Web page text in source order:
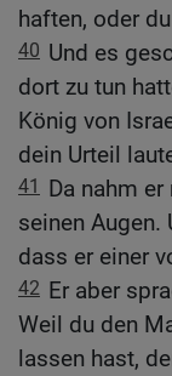
haften, oder
40 Und es
dort zu tun
König von
dein Urteil
41 Da nahm
seinen Augen.
dass er einer
42 Er aber
Weil du den
lassen hast,